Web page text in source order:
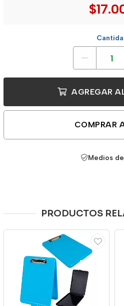
AGREGAR
COMPRAR
Medios
PRODUCTOS